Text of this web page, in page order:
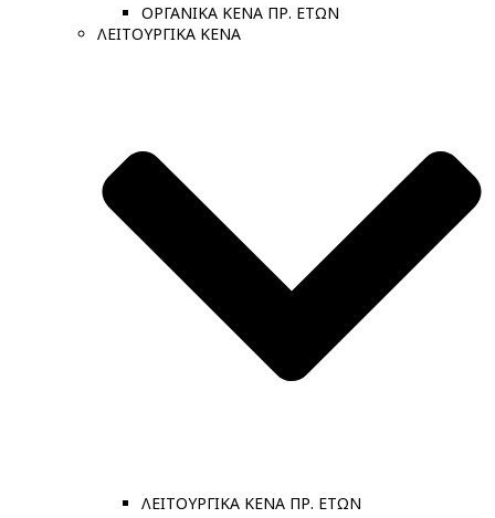
ΟΡΓΑΝΙΚΑ ΚΕΝΑ ΠΡ. ΕΤΩΝ
ΛΕΙΤΟΥΡΓΙΚΑ ΚΕΝΑ
ΛΕΙΤΟΥΡΓΙΚΑ ΚΕΝΑ ΠΡ. ΕΤΩΝ